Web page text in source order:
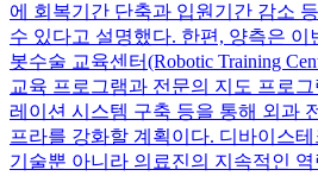
에 회복기간 단축과 입원기간 감소
수 있다고 설명했다. 한편, 양측은 이
봇수술 교육센터(Robotic Training
교육 프로그램과 전문의 지도 프로그
레이션 시스템 구축 등을 통해 외과
프라를 강화할 계획이다. 디바이스
기술뿐 아니라 의료진의 지속적인